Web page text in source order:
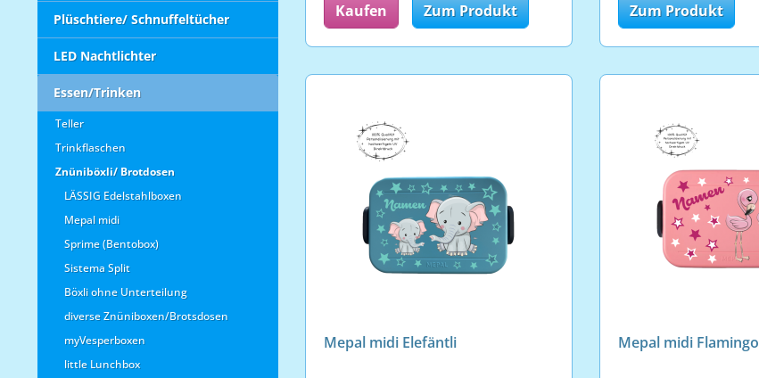
Plüschtiere/ Schnuffeltücher
LED Nachtlichter
Essen/Trinken
Teller
Trinkflaschen
Znüniböxli/ Brotdosen
LÄSSIG Edelstahlboxen
Mepal midi
Sprime (Bentobox)
Sistema Split
Böxli ohne Unterteilung
diverse Znüniboxen/Brotsdosen
myVesperboxen
little Lunchbox
Kaufen Zum Produkt Zum Produkt
Mepal midi Elefäntli Mepal midi Flamingo